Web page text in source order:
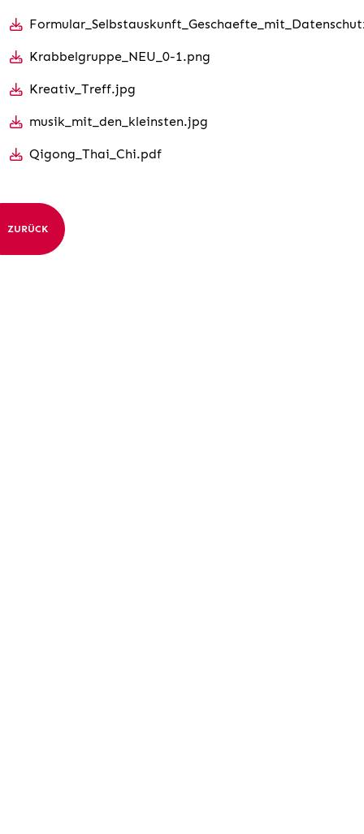
Krabbelgruppe_NEU_0-1.png
Kreativ_Treff.jpg
musik_mit_den_kleinsten.jpg
Qigong_Thai_Chi.pdf
ZURÜCK